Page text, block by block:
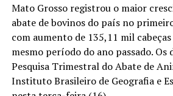
Mato Grosso registrou o maior
abate de bovinos do país no
com aumento de 135,11 mil
mesmo período do ano passado. Os
Pesquisa Trimestral do Abate de
Instituto Brasileiro de Geografia e